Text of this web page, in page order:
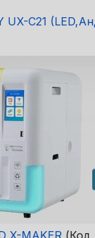
UX-C21
X-MAKER (Код